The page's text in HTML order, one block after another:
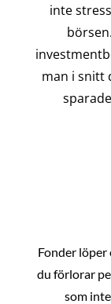
inte
man i snitt
Fonder löper
du förlorar
som